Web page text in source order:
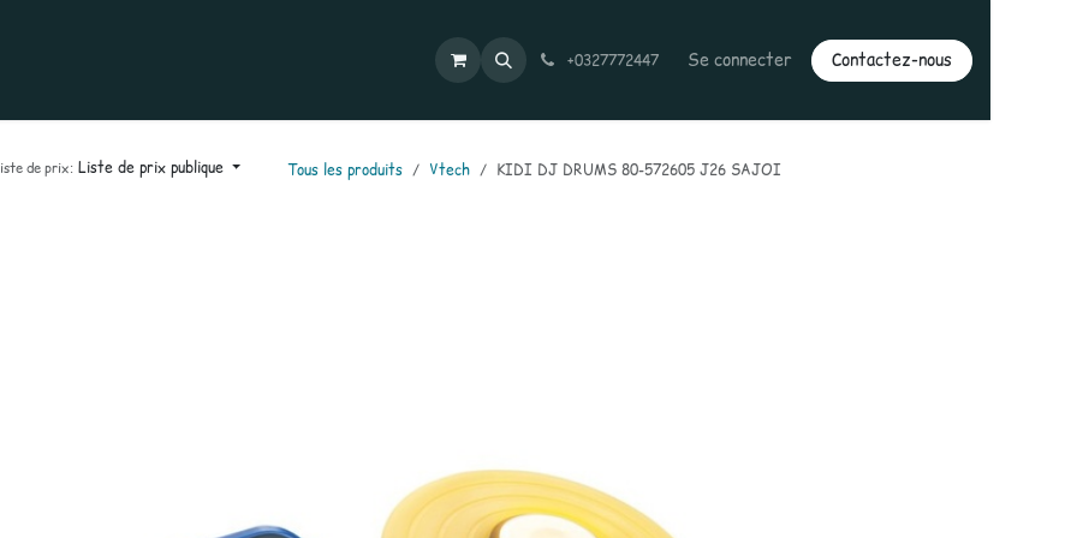
Contactez-nous +0327772447 Se connecter Contactez-nous
de prix: Liste de prix publique Tous les produits Vtech KIDI DJ DRUMS 80-572605 J26 SAJOI